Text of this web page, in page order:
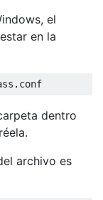
el
en la
. conf
dentro
archivo es